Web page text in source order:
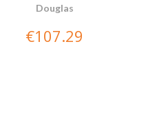
Douglas
€107.29